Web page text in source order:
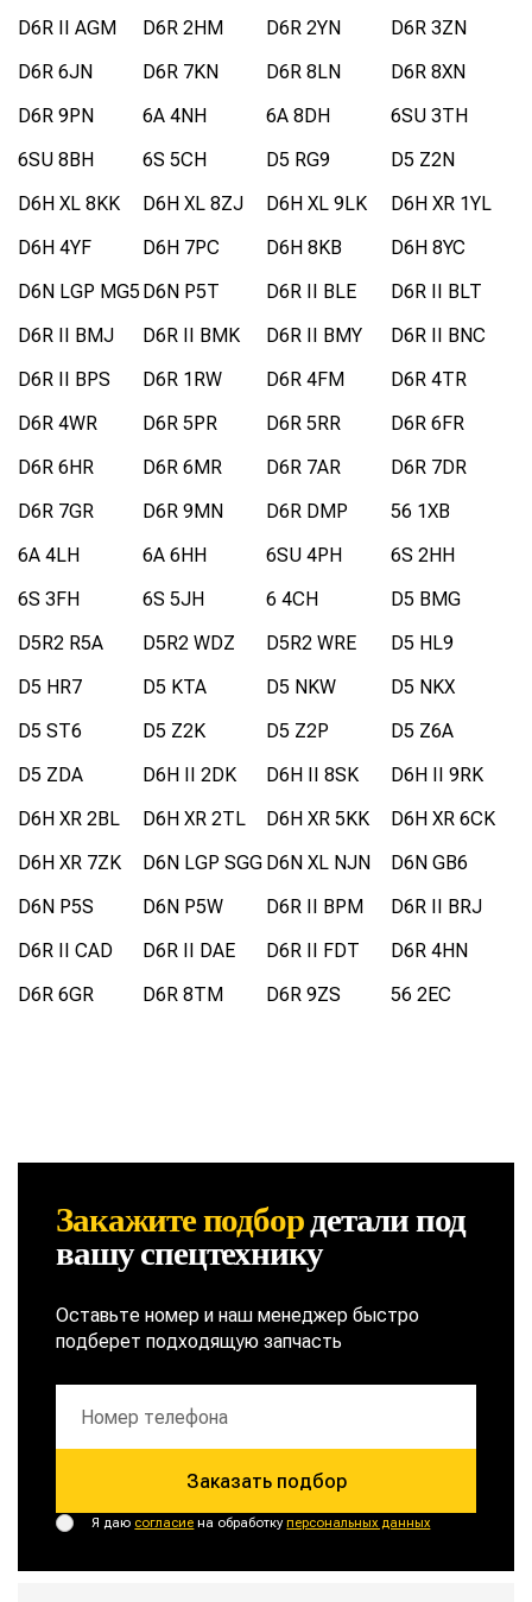
D6R II AGM D6R 2HM D6R 2YN
D6R 3ZN
D6R 6JN
D6R 7KN D6R 8LN
D6R 8XN
D6R 9PN
6A 4NH 6A 8DH
6SU 3TH
6SU 8BH
6S 5CH D5 RG9
D5 Z2N
D6H XL 8KK
D6H XL 8ZJ D6H XL 9LK
D6H XR 1YL
D6H 4YF
D6H 7PC D6H 8KB
D6H 8YC
D6N LGP MG5 D6N P5T D6R II BLE
D6R II BLT
D6R II BMJ
D6R II BMK D6R II BMY
D6R II BNC
D6R II BPS
D6R 1RW D6R 4FM
D6R 4TR
D6R 4WR
D6R 5PR D6R 5RR
D6R 6FR
D6R 6HR
D6R 6MR D6R 7AR
D6R 7DR
D6R 7GR
D6R 9MN D6R DMP
56 1XB
6A 4LH
6A 6HH 6SU 4PH
6S 2HH
6S 3FH
6S 5JH 6 4CH
D5 BMG
D5R2 R5A
D5R2 WDZ D5R2 WRE
D5 HL9
D5 HR7
D5 KTA D5 NKW
D5 NKX
D5 ST6
D5 Z2K D5 Z2P
D5 Z6A
D5 ZDA
D6H II 2DK D6H II 8SK
D6H II 9RK
D6H XR 2BL
D6H XR 2TL D6H XR 5KK
D6H XR 6CK
D6H XR 7ZK
D6N LGP SGG D6N XL NJN
D6N GB6
D6N P5S
D6N P5W D6R II BPM
D6R II BRJ
D6R II CAD
D6R II DAE D6R II FDT
D6R 4HN
D6R 6GR
D6R 8TM D6R 9ZS 56 2EC
Закажите подбордеталипод
вашу спецтехнику
Оставьте номер и наш менеджер быстро
подберет подходящую запчасть
Заказать подбор
Я даю согласие на обработкуперсональных данных